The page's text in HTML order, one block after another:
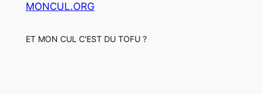
MONCUL.ORG
ET MON CUL C'EST DU TOFU ?